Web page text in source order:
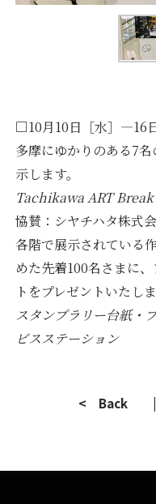
□10月10日［水］―16
多摩にゆかりのある7
示します。
Tachikawa ART Break
協賛：シヤチハタ株式
各階で展示されている
めた先着100名さまに
トをプレゼントいたしま
スタンプラリー台紙・
ビスステーション
< Back